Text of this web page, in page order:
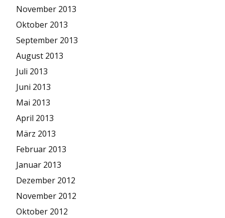
November 2013
Oktober 2013
September 2013
August 2013
Juli 2013
Juni 2013
Mai 2013
April 2013
März 2013
Februar 2013
Januar 2013
Dezember 2012
November 2012
Oktober 2012